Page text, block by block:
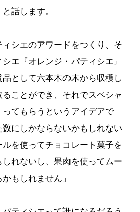
話します。
ィシエのアワードをつくり、そ
エ『オレンジ・パティシエ』
として六本木の木から収穫し
ことができ、それでスペシャ
てもらうというアイデアで
にしかならないかもしれない
を使ってチョコレート菓子を
れないし、果肉を使ってムー
もしれません」